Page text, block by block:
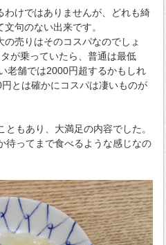
わけではありませんが、どれも綺
句のない出来です。
売りはそのコスパなのでしょ
が乗っていたら、普通は最低
老舗では2000円超するかもしれ
とは確かにコスパは凄いものが
もあり、大満足の内容でした。
待ってまで食べるような感じなの